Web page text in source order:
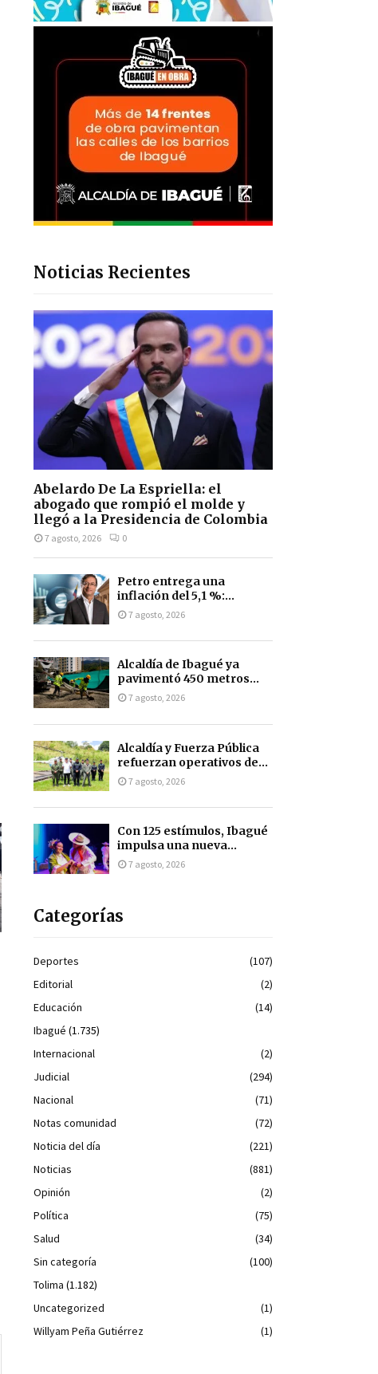
Noticias Recientes
Abelardo De La Espriella: el
abogado que rompió el molde y
llegó a la Presidencia de Colombia
7 agosto, 2026 0
Petro entrega una
inflación del 5,1 %:...
7 agosto, 2026
Alcaldía de Ibagué ya
pavimentó 450 metros...
7 agosto, 2026
Alcaldía y Fuerza Pública
refuerzan operativos de...
7 agosto, 2026
Con 125 estímulos, Ibagué
impulsa una nueva...
7 agosto, 2026
Categorías
Deportes
(107)
Editorial
(2)
Educación
(14)
Ibagué (1.735)
Internacional
(2)
Judicial
(294)
Nacional
(71)
Notas comunidad
(72)
Noticia del día
(221)
Noticias
(881)
Opinión
(2)
Política
(75)
Salud
(34)
Sin categoría
(100)
Tolima (1.182)
Uncategorized
(1)
Willyam Peña Gutiérrez
(1)